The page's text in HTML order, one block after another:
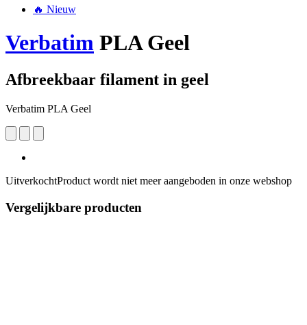
🔥 Nieuw
Verbatim PLA Geel
Afbreekbaar filament in geel
Verbatim PLA Geel
UitverkochtProduct wordt niet meer aangeboden in onze webshop
Vergelijkbare producten